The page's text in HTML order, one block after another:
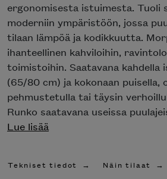
ergonomisesta istuimesta. Tuoli
moderniin ympäristöön, jossa
tilaan lämpöä ja kodikkuutta.
ihanteellinen kahviloihin,
toimistoihin. Saatavana kahdella
(65/80 cm) ja kokonaan puisella,
pehmustetulla tai täysin
Runko saatavana useissa
Lue lisää
Tekniset tiedot Näin tilaat